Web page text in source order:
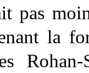
pas
la